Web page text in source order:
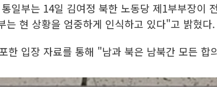
일부는 14일 김여정 북한 노동당 제1부부장이
는 현 상황을 엄중하게 인식하고 있다"고 밝혔다.
한 입장 자료를 통해 "남과 북은 남북간 모든